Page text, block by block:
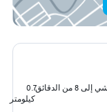
من الدقائق
0.7
كيلومتر